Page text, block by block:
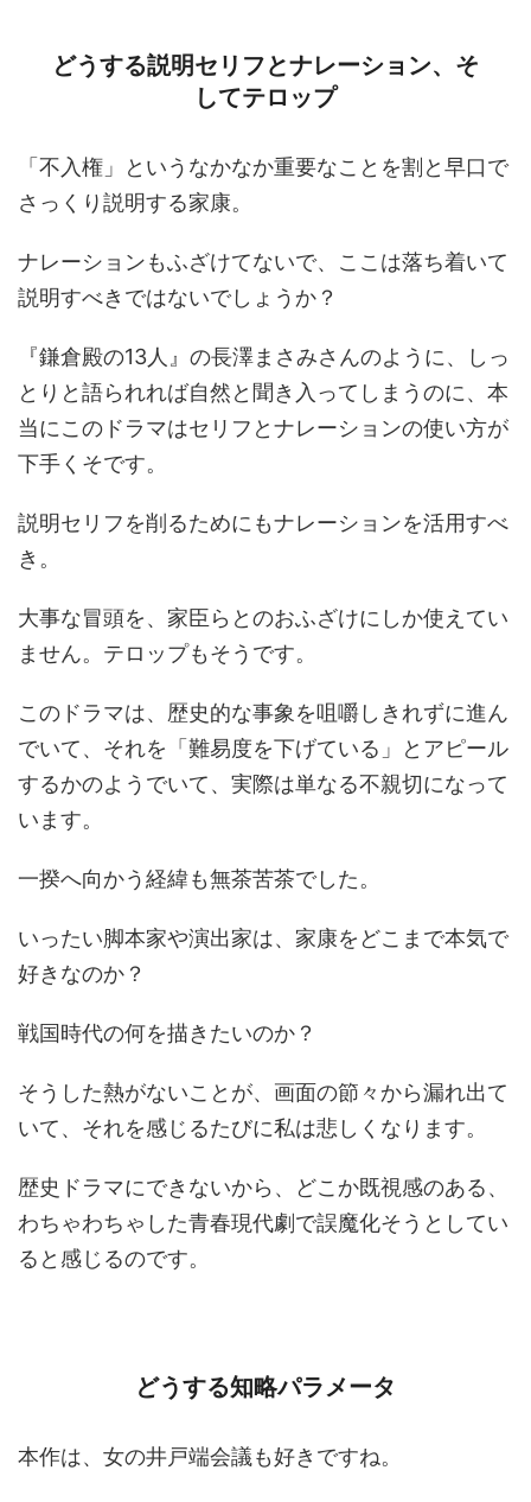
どうする説明セリフとナレーション、そ
してテロップ
「不入権」というなかなか重要なことを割と早口で
さっくり説明する家康。
ナレーションもふざけてないで、ここは落ち着いて
説明すべきではないでしょうか？
『鎌倉殿の13人』の長澤まさみさんのように、しっ
とりと語られれば自然と聞き入ってしまうのに、本
当にこのドラマはセリフとナレーションの使い方が
下手くそです。
説明セリフを削るためにもナレーションを活用すべ
き。
大事な冒頭を、家臣らとのおふざけにしか使えてい
ません。テロップもそうです。
このドラマは、歴史的な事象を咀嚼しきれずに進ん
でいて、それを「難易度を下げている」とアピール
するかのようでいて、実際は単なる不親切になって
います。
一揆へ向かう経緯も無茶苦茶でした。
いったい脚本家や演出家は、家康をどこまで本気で
好きなのか？
戦国時代の何を描きたいのか？
そうした熱がないことが、画面の節々から漏れ出て
いて、それを感じるたびに私は悲しくなります。
歴史ドラマにできないから、どこか既視感のある、
わちゃわちゃした青春現代劇で誤魔化そうとしてい
ると感じるのです。
どうする知略パラメータ
本作は、女の井戸端会議も好きですね。